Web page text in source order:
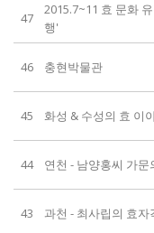
47
2015.7~11 효 문화
행'
46 충현박물관
45 화성 & 수성의 효 이
44 연천 - 남양홍씨 가문
43 과천 - 최사립의 효자